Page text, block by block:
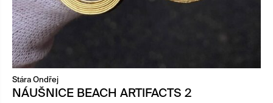
Stára Ondřej
NÁUŠNICE BEACH ARTIFACTS 2